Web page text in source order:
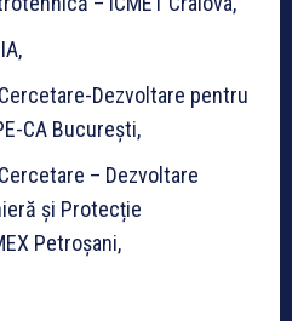
Dezvoltare pentru
CA București,
– Dezvoltare
și Protecție
Petroșani,